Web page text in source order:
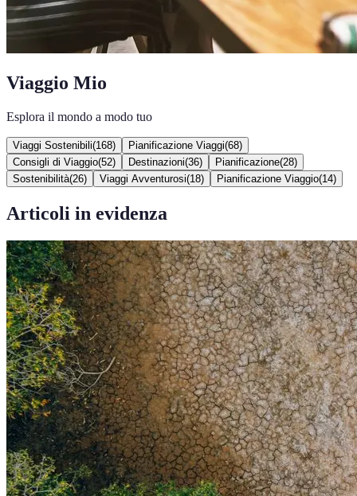
Viaggio Mio
Esplora il mondo a modo tuo
Viaggi Sostenibili(168) Pianificazione Viaggi(68)
Consigli di Viaggio(52) Destinazioni(36) Pianificazione(28)
Sostenibilità(26) Viaggi Avventurosi(18) Pianificazione Viaggio(14)
Articoli in evidenza